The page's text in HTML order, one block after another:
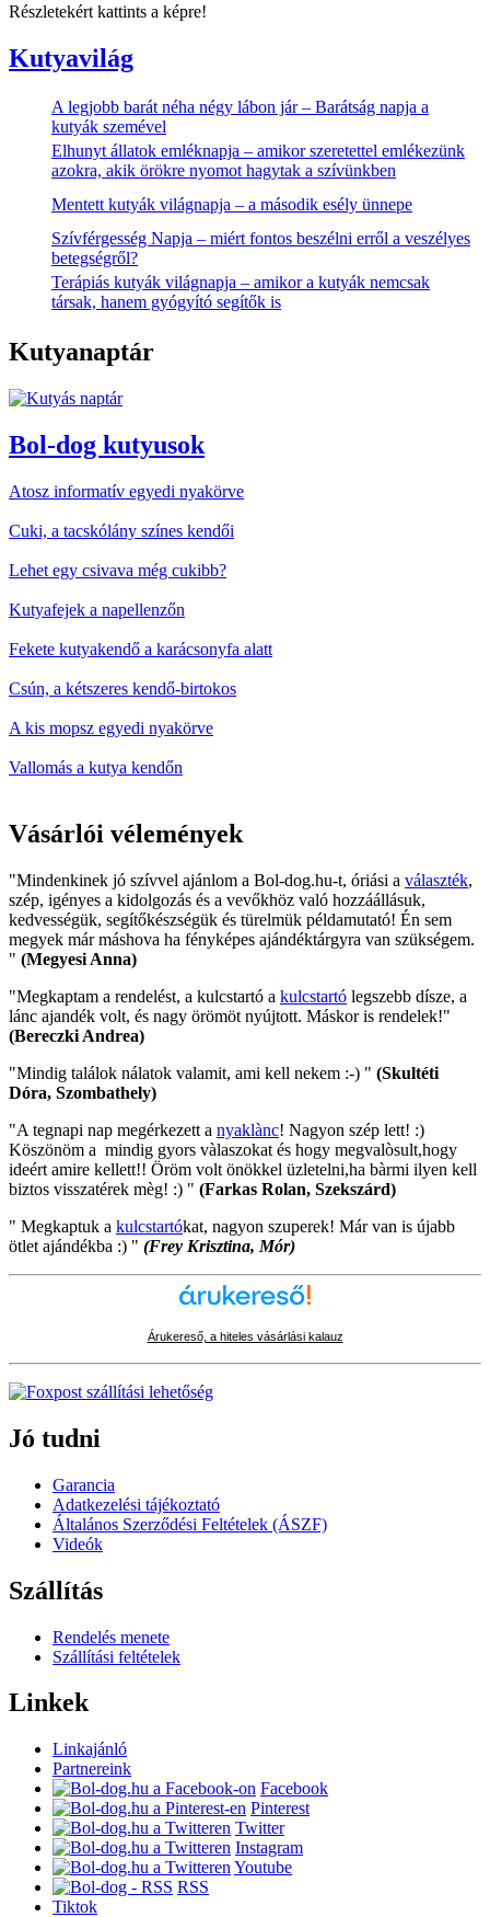
Részletekért kattints a képre!
Kutyavilág
A legjobb barát néha négy lábon jár – Barátság napja a
kutyák szemével
Elhunyt állatok emléknapja – amikor szeretettel emlékezünk
azokra, akik örökre nyomot hagytak a szívünkben
Mentett kutyák világnapja – a második esély ünnepe
Szívférgesség Napja – miért fontos beszélni erről a veszélyes
betegségről?
Terápiás kutyák világnapja – amikor a kutyák nemcsak
társak, hanem gyógyító segítők is
Kutyanaptár
Bol-dog kutyusok
Atosz informatív egyedi nyakörve
Cuki, a tacskólány színes kendői
Lehet egy csivava még cukibb?
Kutyafejek a napellenzőn
Fekete kutyakendő a karácsonyfa alatt
Csún, a kétszeres kendő-birtokos
A kis mopsz egyedi nyakörve
Vallomás a kutya kendőn
Vásárlói vélemények
"Mindenkinek jó szívvel ajánlom a Bol-dog.hu-t, óriási a választék,
szép, igényes a kidolgozás és a vevőkhöz való hozzáállásuk,
kedvességük, segítőkészségük és türelmük példamutató! Én sem
megyek már máshova ha fényképes ajándéktárgyra van szükségem.
" (Megyesi Anna)
"Megkaptam a rendelést, a kulcstartó a kulcstartó legszebb dísze, a
lánc ajandék volt, és nagy örömöt nyújtott. Máskor is rendelek!"
(Bereczki Andrea)
"Mindig találok nálatok valamit, ami kell nekem :-) " (Skultéti
Dóra, Szombathely)
"A tegnapi nap megérkezett a nyaklànc! Nagyon szép lett! :)
Köszönöm a mindig gyors vàlaszokat és hogy megvalòsult,hogy
ideért amire kellett!! Öröm volt önökkel üzletelni,ha bàrmi ilyen kell
biztos visszatérek mèg! :) " (Farkas Rolan, Szekszárd)
" Megkaptuk a kulcstartókat, nagyon szuperek! Már van is újabb
ötlet ajándékba :) " (Frey Krisztina, Mór)
Árukereső, a hiteles vásárlási kalauz
Jó tudni
Garancia
Adatkezelési tájékoztató
Általános Szerződési Feltételek (ÁSZF)
Videók
Szállítás
Rendelés menete
Szállítási feltételek
Linkek
Linkajánló
Partnereink
Facebook
Pinterest
Twitter
Instagram
Youtube
RSS
Tiktok